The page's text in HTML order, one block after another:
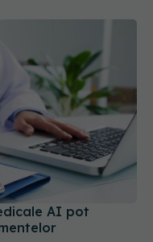
AI pot